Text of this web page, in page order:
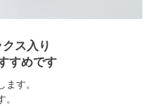
ス入り
すめです
す。